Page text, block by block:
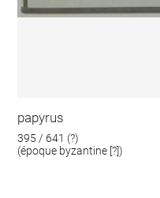
papyrus
395 / 641 (?)
(époque byzantine [?])